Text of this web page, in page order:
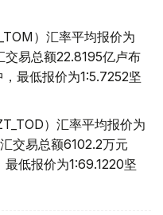
）汇率平均报价为
易总额22.8195亿卢布
最低报价为1:5.7252坚
）汇率平均报价为
交易总额6102.2万元
最低报价为1:69.1220坚